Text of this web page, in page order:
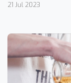
21 Jul 2023